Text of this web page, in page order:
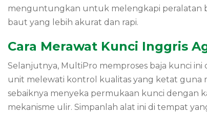
menguntungkan untuk melengkapi peralatan
baut yang lebih akurat dan rapi.
Cara Merawat Kunci Inggris
Selanjutnya, MultiPro memproses baja kunci
unit melewati kontrol kualitas yang ketat guna
sebaiknya menyeka permukaan kunci dengan
mekanisme ulir. Simpanlah alat ini di tempat